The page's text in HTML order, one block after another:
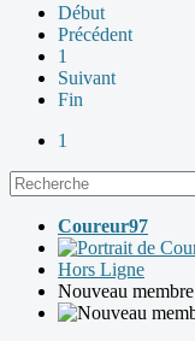
Début
Précédent
1
Suivant
Fin
1
Coureur97
Hors Ligne
Nouveau membre